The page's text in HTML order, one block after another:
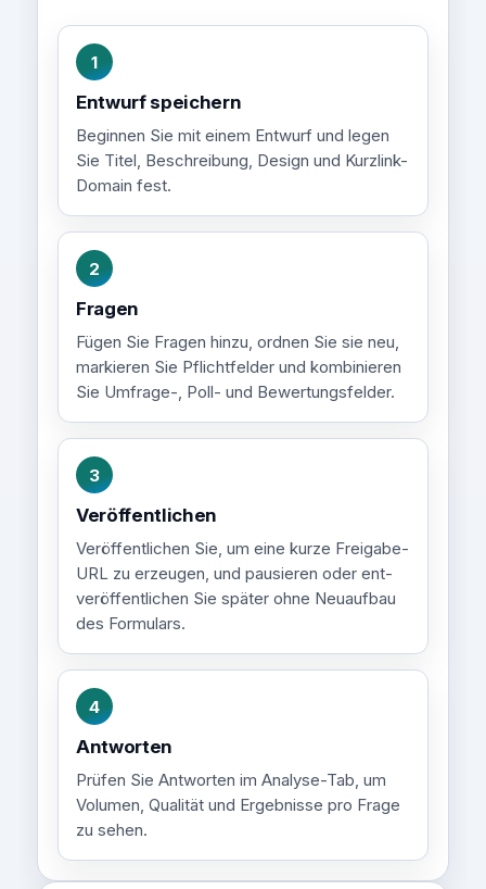
1
Entwurf speichern
Beginnen Sie mit einem Entwurf und legen
Sie Titel, Beschreibung, Design und Kurzlink-
Domain fest.
2
Fragen
Fügen Sie Fragen hinzu, ordnen Sie sie neu,
markieren Sie Pflichtfelder und kombinieren
Sie Umfrage-, Poll- und Bewertungsfelder.
3
Veröffentlichen
Veröffentlichen Sie, um eine kurze Freigabe-
URL zu erzeugen, und pausieren oder ent-
veröffentlichen Sie später ohne Neuaufbau
des Formulars.
4
Antworten
Prüfen Sie Antworten im Analyse-Tab, um
Volumen, Qualität und Ergebnisse pro Frage
zu sehen.